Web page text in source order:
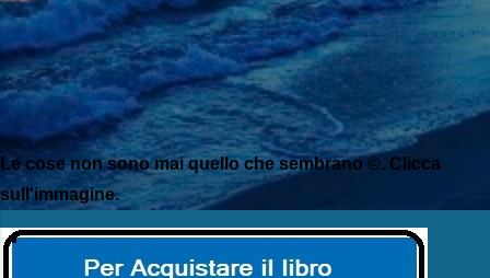
Le cose non sono mai quello che sembrano ©. Clicca
sull'immagine.